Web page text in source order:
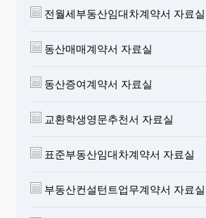
전월세부동산임대차계약서 자료실
동산매매계약서 자료실
동산증여계약서 자료실
교환학생영문추천서 자료실
표준부동산임대차계약서 자료실
부동산컨설턴트업무계약서 자료실